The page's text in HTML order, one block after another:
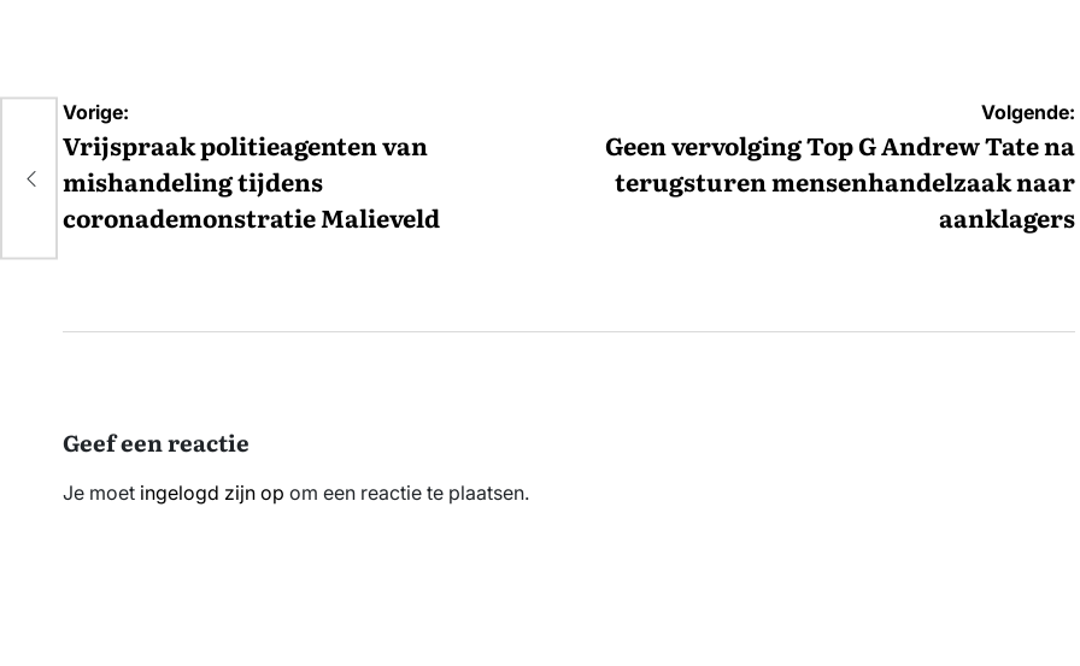
Bericht
navigatie
Vorige:
Vrijspraak politieagenten van
mishandeling tijdens
coronademonstratie Malieveld
Volgende:
Geen vervolging Top G Andrew Tate na
terugsturen mensenhandelzaak naar
aanklagers
Geef een reactie
Je moet ingelogd zijn op om een reactie te plaatsen.